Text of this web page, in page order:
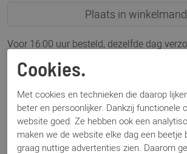
Plaats in winkelmand
Voor 16:00 uur besteld, dezelfde dag
Omschrijving
Paul Green 9043 fango lak
Specificaties
Cookies.
Met cookies en technieken die daarop
beter en persoonlijker. Dankzij functionele
website goed. Ze hebben ook een
maken we de website elke dag een beetje
graag nuttige advertenties zien. Daarom